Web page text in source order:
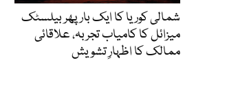
شمالی کوریا کا ایک بار پھر بیلسٹک
میزائل کا کامیاب تجربہ، علاقائی
ممالک کا اظہارِ تشویش